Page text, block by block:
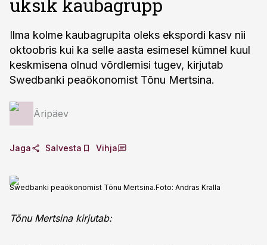
üksik kaubagrupp
Ilma kolme kaubagrupita oleks ekspordi kasv nii
oktoobris kui ka selle aasta esimesel kümnel kuul
keskmisena olnud võrdlemisi tugev, kirjutab
Swedbanki peaökonomist Tõnu Mertsina.
Äripäev
Jaga Salvesta Vihja
Swedbanki peaökonomist Tõnu Mertsina.Foto: Andras Kralla
Tõnu Mertsina kirjutab: